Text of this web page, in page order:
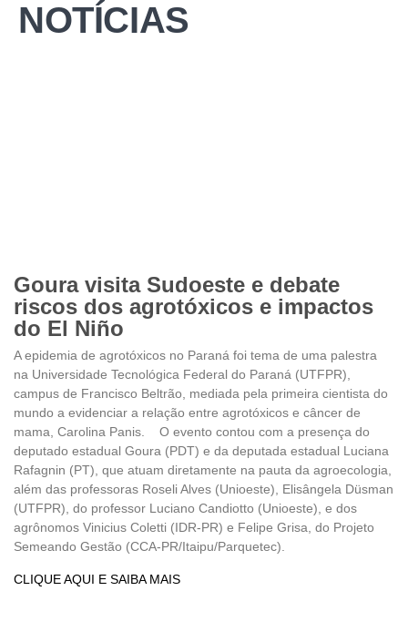
NOTÍCIAS
Goura visita Sudoeste e debate
riscos dos agrotóxicos e impactos
do El Niño
A epidemia de agrotóxicos no Paraná foi tema de uma palestra
na Universidade Tecnológica Federal do Paraná (UTFPR),
campus de Francisco Beltrão, mediada pela primeira cientista do
mundo a evidenciar a relação entre agrotóxicos e câncer de
mama, Carolina Panis. O evento contou com a presença do
deputado estadual Goura (PDT) e da deputada estadual Luciana
Rafagnin (PT), que atuam diretamente na pauta da agroecologia,
além das professoras Roseli Alves (Unioeste), Elisângela Düsman
(UTFPR), do professor Luciano Candiotto (Unioeste), e dos
agrônomos Vinicius Coletti (IDR-PR) e Felipe Grisa, do Projeto
Semeando Gestão (CCA-PR/Itaipu/Parquetec).
CLIQUE AQUI E SAIBA MAIS